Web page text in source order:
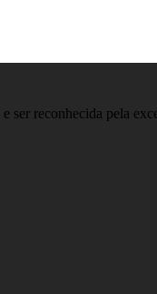
ser reconhecida pela